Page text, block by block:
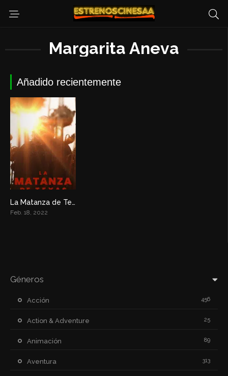
Margarita Aneva
Añadido recientemente
7La Matanza de Texas
Feb. 18, 2022
Géneros
Acción 456
Action & Adventure 25
Animación 89
Aventura 313